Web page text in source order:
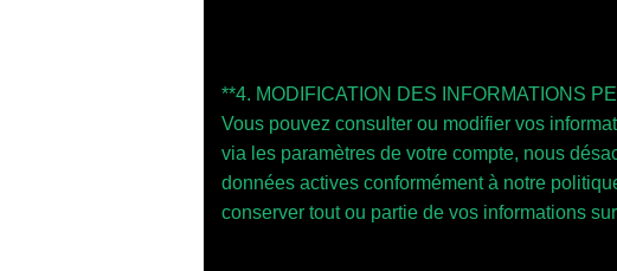
**4. MODIFICATION DES INFORMATIONS
Vous pouvez consulter ou modifier vos
via les paramètres de votre compte, nous
données actives conformément à notre
conserver tout ou partie de vos informations